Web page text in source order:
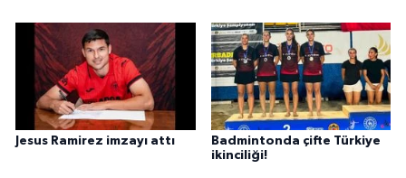
Jesus Ramirez imzayı attı
Badmintonda çifte Türkiye
ikinciliği!